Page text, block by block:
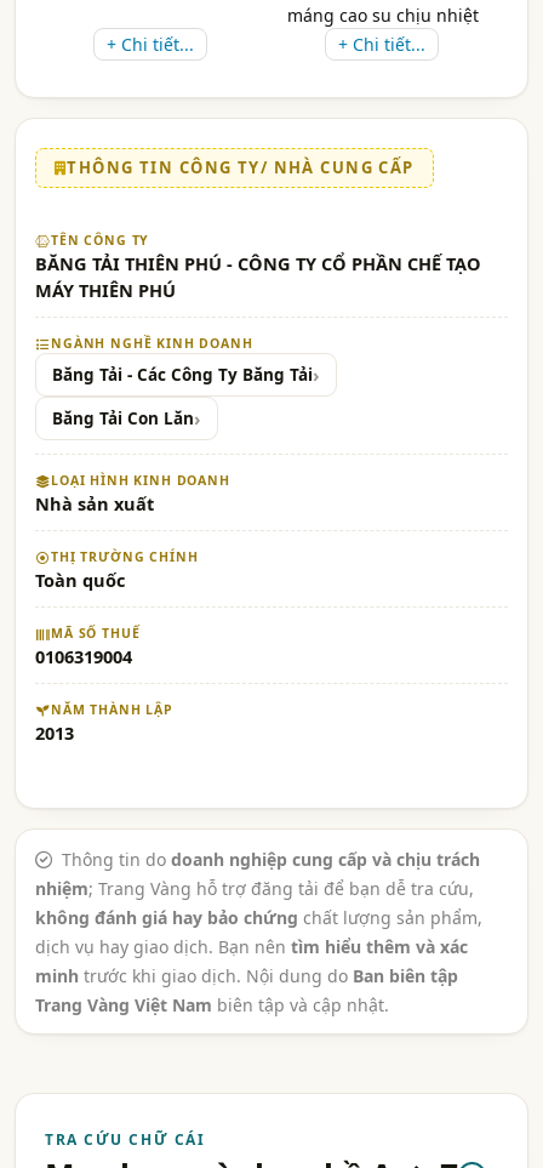
+ Chi tiết...
máng cao su chịu nhiệt
+ Chi tiết...
THÔNG TIN CÔNG TY/ NHÀ CUNG CẤP
TÊN CÔNG TY
BĂNG TẢI THIÊN PHÚ - CÔNG TY CỔ PHẦN CHẾ TẠO
MÁY THIÊN PHÚ
NGÀNH NGHỀ KINH DOANH
Băng Tải - Các Công Ty Băng Tải
Băng Tải Con Lăn
LOẠI HÌNH KINH DOANH
Nhà sản xuất
THỊ TRƯỜNG CHÍNH
Toàn quốc
MÃ SỐ THUẾ
0106319004
NĂM THÀNH LẬP
2013
Thông tin do doanh nghiệp cung cấp và chịu trách
nhiệm; Trang Vàng hỗ trợ đăng tải để bạn dễ tra cứu,
không đánh giá hay bảo chứng chất lượng sản phẩm,
dịch vụ hay giao dịch. Bạn nên tìm hiểu thêm và xác
minh trước khi giao dịch. Nội dung do Ban biên tập
Trang Vàng Việt Nam biên tập và cập nhật.
TRA CỨU CHỮ CÁI